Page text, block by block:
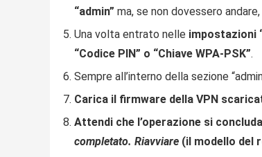
“admin” ma, se non dovessero
Una volta entrato nelle impostazioni
“Codice PIN” o “Chiave WPA-PSK”.
Sempre all’interno della sezione
Carica il firmware della VPN
Attendi che l’operazione si concluda
completato. Riavviare (il modello del